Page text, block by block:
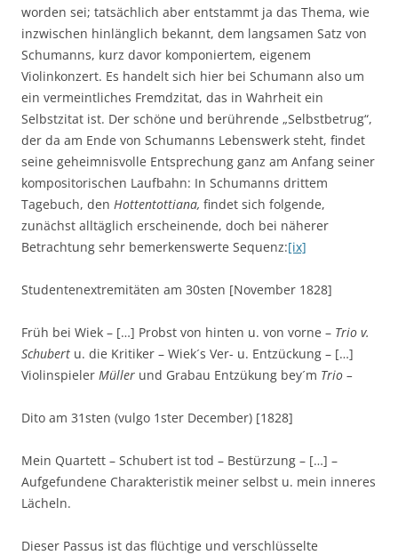
worden sei; tatsächlich aber entstammt ja das Thema, wie
inzwischen hinlänglich bekannt, dem langsamen Satz von
Schumanns, kurz davor komponiertem, eigenem
Violinkonzert. Es handelt sich hier bei Schumann also um
ein vermeintliches Fremdzitat, das in Wahrheit ein
Selbstzitat ist. Der schöne und berührende „Selbstbetrug“,
der da am Ende von Schumanns Lebenswerk steht, findet
seine geheimnisvolle Entsprechung ganz am Anfang seiner
kompositorischen Laufbahn: In Schumanns drittem
Tagebuch, den Hottentottiana, findet sich folgende,
zunächst alltäglich erscheinende, doch bei näherer
Betrachtung sehr bemerkenswerte Sequenz:[ix]
Studentenextremitäten am 30sten [November 1828]
Früh bei Wiek – […] Probst von hinten u. von vorne – Trio v.
Schubert u. die Kritiker – Wiek´s Ver- u. Entzückung – […]
Violinspieler Müller und Grabau Entzükung bey´m Trio –
Dito am 31sten (vulgo 1ster December) [1828]
Mein Quartett – Schubert ist tod – Bestürzung – […] –
Aufgefundene Charakteristik meiner selbst u. mein inneres
Lächeln.
Dieser Passus ist das flüchtige und verschlüsselte